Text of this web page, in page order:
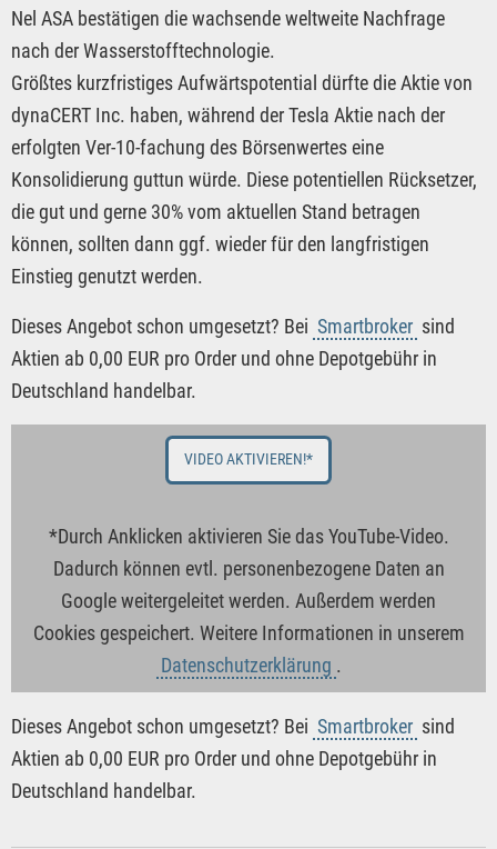
Nel ASA bestätigen die wachsende weltweite Nachfrage
nach der Wasserstofftechnologie.
Größtes kurzfristiges Aufwärtspotential dürfte die Aktie von
dynaCERT Inc. haben, während der Tesla Aktie nach der
erfolgten Ver-10-fachung des Börsenwertes eine
Konsolidierung guttun würde. Diese potentiellen Rücksetzer,
die gut und gerne 30% vom aktuellen Stand betragen
können, sollten dann ggf. wieder für den langfristigen
Einstieg genutzt werden.
Dieses Angebot schon umgesetzt? Bei Smartbroker sind
Aktien ab 0,00 EUR pro Order und ohne Depotgebühr in
Deutschland handelbar.
VIDEO AKTIVIEREN!*
*Durch Anklicken aktivieren Sie das YouTube-Video.
Dadurch können evtl. personenbezogene Daten an
Google weitergeleitet werden. Außerdem werden
Cookies gespeichert. Weitere Informationen in unserem
Datenschutzerklärung .
Dieses Angebot schon umgesetzt? Bei Smartbroker sind
Aktien ab 0,00 EUR pro Order und ohne Depotgebühr in
Deutschland handelbar.